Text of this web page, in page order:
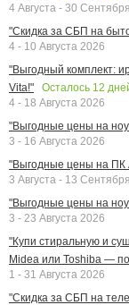
4 Августа - 30
"Скидка за СБП на
4 - 10 Августа 2026
"Выгодный комплект:
Vita!"
Осталось 12
4 - 18 Августа 2026
"Выгодные цены на
3 - 16 Августа 2026
"Выгодные цены на ПК
3 Августа - 13
"Выгодные цены на
3 - 23 Августа 2026
"Купи стиральную и
Midea или Toshiba —
1 - 31 Августа 2026
"Скидка за СБП на